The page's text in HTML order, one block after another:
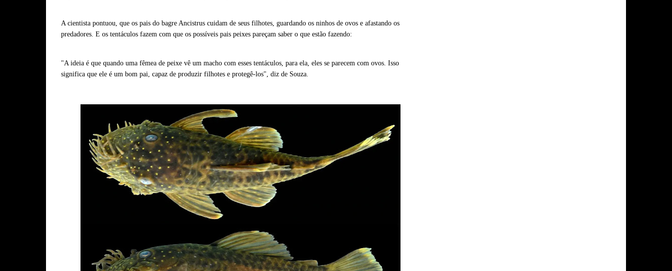
A cientista pontuou, que os pais do bagre Ancistrus cuidam de seus filhotes, guardando os ninhos de ovos e afastando os
predadores. E os tentáculos fazem com que os possíveis pais peixes pareçam saber o que estão fazendo:
"A ideia é que quando uma fêmea de peixe vê um macho com esses tentáculos, para ela, eles se parecem com ovos. Isso
significa que ele é um bom pai, capaz de produzir filhotes e protegê-los", diz de Souza.